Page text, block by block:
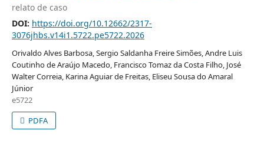
relato de caso
DOI: https://doi.org/10.12662/2317-
3076jhbs.v14i1.5722.pe5722.2026
Orivaldo Alves Barbosa, Sergio Saldanha Freire Simões, Andre Luis
Coutinho de Araújo Macedo, Francisco Tomaz da Costa Filho, José
Walter Correia, Karina Aguiar de Freitas, Eliseu Sousa do Amaral
Júnior
e5722
PDFA